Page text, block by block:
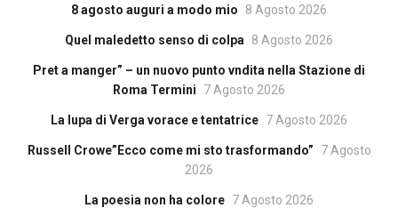
8 agosto auguri a modo mio 8 Agosto 2026
Quel maledetto senso di colpa 8 Agosto 2026
Pret a manger” – un nuovo punto vndita nella Stazione di
Roma Termini
7 Agosto 2026
La lupa di Verga vorace e tentatrice 7 Agosto 2026
Russell Crowe”Ecco come mi sto trasformando”
7 Agosto
2026
La poesia non ha colore 7 Agosto 2026